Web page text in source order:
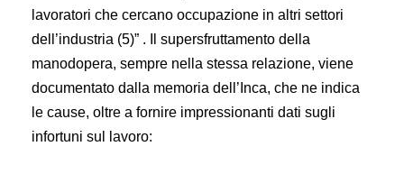
lavoratori che cercano occupazione in altri settori
dell’industria (5)” . Il supersfruttamento della
manodopera, sempre nella stessa relazione, viene
documentato dalla memoria dell’Inca, che ne indica
le cause, oltre a fornire impressionanti dati sugli
infortuni sul lavoro: